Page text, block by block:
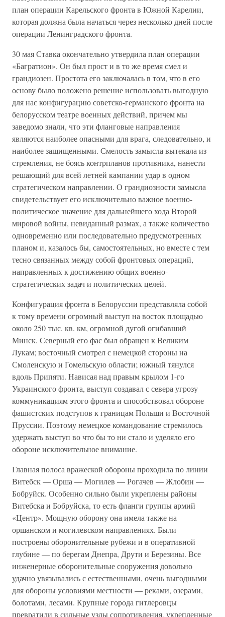
план операции Карельского фронта в Южной Карелии,
которая должна была начаться через несколько дней после
операции Ленинградского фронта.
30 мая Ставка окончательно утвердила план операции
«Багратион». Он был прост и в то же время смел и
грандиозен. Простота его заключалась в том, что в его
основу было положено решение использовать выгодную
для нас конфигурацию советско-германского фронта на
белорусском театре военных действий, причем мы
заведомо знали, что эти фланговые направления
являются наиболее опасными для врага, следовательно, и
наиболее защищенными. Смелость замысла вытекала из
стремления, не боясь контрпланов противника, нанести
решающий для всей летней кампании удар в одном
стратегическом направлении. О грандиозности замысла
свидетельствует его исключительно важное военно-
политическое значение для дальнейшего хода Второй
мировой войны, невиданный размах, а также количество
одновременно или последовательно предусмотренных
планом и, казалось бы, самостоятельных, но вместе с тем
тесно связанных между собой фронтовых операций,
направленных к достижению общих военно-
стратегических задач и политических целей.
Конфигурация фронта в Белоруссии представляла собой
к тому времени огромный выступ на восток площадью
около 250 тыс. кв. км, огромной дугой огибавший
Минск. Северный его фас был обращен к Великим
Лукам; восточный смотрел с немецкой стороны на
Смоленскую и Гомельскую области; южный тянулся
вдоль Припяти. Нависая над правым крылом 1-го
Украинского фронта, выступ создавал с севера угрозу
коммуникациям этого фронта и способствовал обороне
фашистских подступов к границам Польши и Восточной
Пруссии. Поэтому немецкое командование стремилось
удержать выступ во что бы то ни стало и уделяло его
обороне исключительное внимание.
Главная полоса вражеской обороны проходила по линии
Витебск — Орша — Могилев — Рогачев — Жлобин —
Бобруйск. Особенно сильно были укреплены районы
Витебска и Бобруйска, то есть фланги группы армий
«Центр». Мощную оборону она имела также на
оршанском и могилевском направлениях. Были
построены оборонительные рубежи и в оперативной
глубине — по берегам Днепра, Друти и Березины. Все
инженерные оборонительные сооружения довольно
удачно увязывались с естественными, очень выгодными
для обороны условиями местности — реками, озерами,
болотами, лесами. Крупные города гитлеровцы
превратили в сильные узлы сопротивления, укрепленные